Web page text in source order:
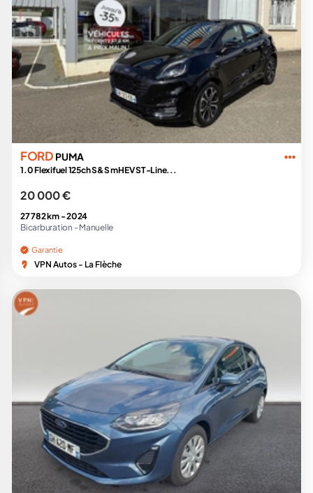
FORD PUMA
1.0 Flexifuel 125ch S&S mHEV ST-Line...
20 000 €
27 782 km -2024
Bicarburation - Manuelle
Garantie
VPN Autos - La Flèche